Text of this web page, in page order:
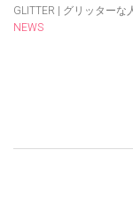
GLITTER | グリッター
NEWS